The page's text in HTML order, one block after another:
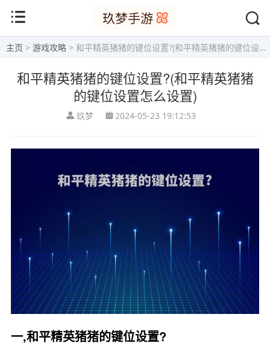
主页 > 游戏攻略 > 和平精英猪猪的键位设置?(和平精英猪猪的键位设置怎么设置)
和平精英猪猪的键位设置?(和平精英猪猪
的键位设置怎么设置)
玖梦 2024-05-23 19:12:53
一,和平精英猪猪的键位设置?